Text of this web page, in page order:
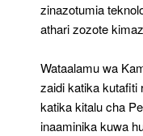
zinazotumia
athari zozote
Wataalamu wa
zaidi katika kutafiti
katika kitalu cha
inaaminika kuwa